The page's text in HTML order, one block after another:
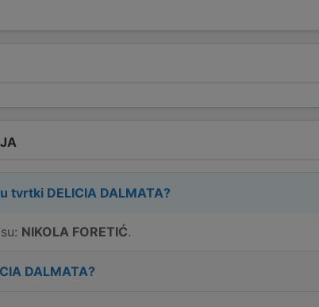
tvrtki DELICIA DALMATA?
NIKOLA FORETIĆ.
DALMATA?